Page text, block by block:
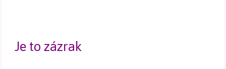
Je to zázrak